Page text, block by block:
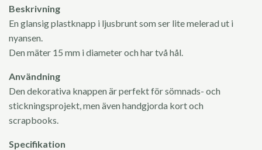
Beskrivning
En glansig plastknapp i ljusbrunt som ser lite melerad ut i
nyansen.
Den mäter 15 mm i diameter och har två hål.
Användning
Den dekorativa knappen är perfekt för sömnads- och
stickningsprojekt, men även handgjorda kort och
scrapbooks.
Specifikation